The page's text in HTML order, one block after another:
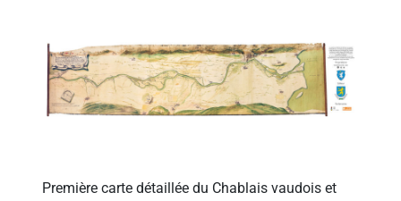
Première carte détaillée du Chablais vaudois et